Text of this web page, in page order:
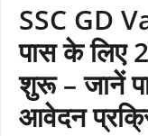
SSC GD
पास के लिए
शुरू – जानें
आवेदन